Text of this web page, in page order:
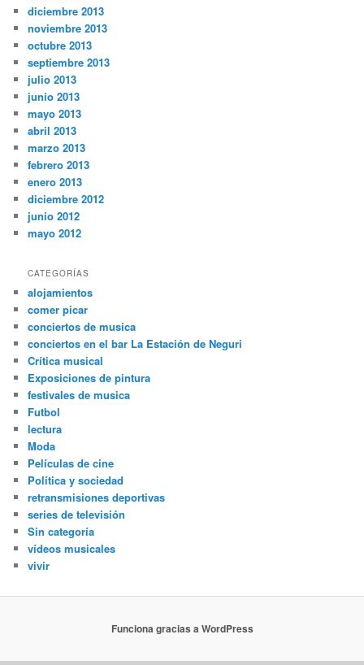
diciembre 2013
noviembre 2013
octubre 2013
septiembre 2013
julio 2013
junio 2013
mayo 2013
abril 2013
marzo 2013
febrero 2013
enero 2013
diciembre 2012
junio 2012
mayo 2012
CATEGORÍAS
alojamientos
comer picar
conciertos de musica
conciertos en el bar La Estación de Neguri
Crítica musical
Exposiciones de pintura
festivales de musica
Futbol
lectura
Moda
Películas de cine
Política y sociedad
retransmisiones deportivas
series de televisión
Sin categoría
vídeos musicales
vivir
Funciona gracias a WordPress